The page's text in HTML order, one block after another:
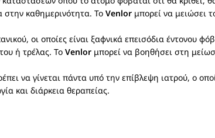
στην καθημερινότητα. Το Venlor μπορεί να μειώσει
οι οποίες είναι ξαφνικά επεισόδια έντονου
ή τρέλας. Το Venlor μπορεί να βοηθήσει στη
να γίνεται πάντα υπό την επίβλεψη ιατρού, ο
και διάρκεια θεραπείας.